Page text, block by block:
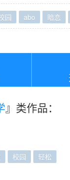
园 abo 暗恋
』类作品：
校园 轻松